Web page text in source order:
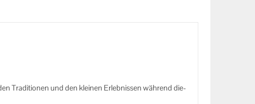
Tra­di­tio­nen und den klei­nen Er­leb­nis­sen wäh­rend die­